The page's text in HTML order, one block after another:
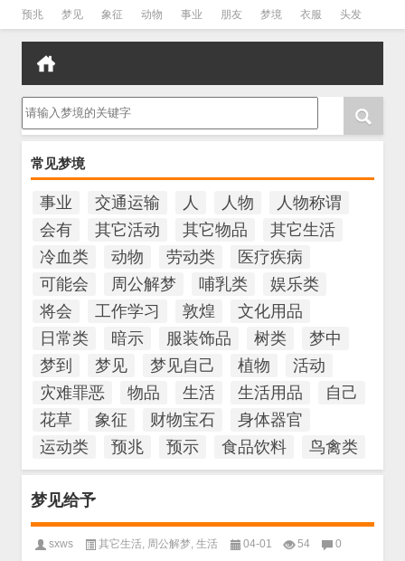
预兆 梦见 象征 动物 事业 朋友 梦境 衣服 头发
孕妇 孩子 吵架 房子
常见梦境
事业 交通运输 人 人物
人物称谓
会有
其它活动 其它物品
其它生活
冷血类
动物 劳动类
医疗疾病
可能会
周公解梦 哺乳类
娱乐类
将会
工作学习 敦煌
文化用品
日常类
暗示 服装饰品 树类
梦中
梦到
梦见 梦见自己 植物
活动
灾难罪恶
物品 生活 生活用品
自己
花草
象征 财物宝石
身体器官
运动类
预兆 预示 食品饮料 鸟禽类
梦见给予
sxws 其它生活, 周公解梦, 生活 04-01 54 0